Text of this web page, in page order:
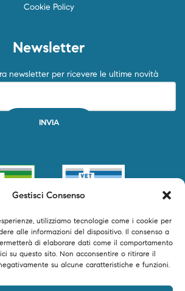
Gestisci Consenso
utilizziamo tecnologie come i cookie per
alle informazioni del dispositivo. Il consenso a
di elaborare dati come il comportamento
su questo sito. Non acconsentire o ritirare il
su alcune caratteristiche e funzioni.
Cookie Policy
Newsletter
newsletter per ricevere le ultime novità